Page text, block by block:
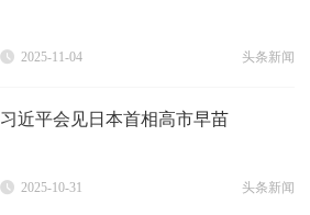
2025-11-04 头条新闻
习近平会见日本首相高市早苗
2025-10-31 头条新闻